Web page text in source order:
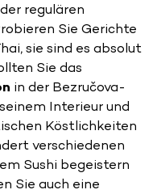
regulären
Sie Gerichte
sie sind es absolut
Sie das
in der Bezručova-
Interieur und
Köstlichkeiten
verschiedenen
Sushi begeistern
Sie auch eine